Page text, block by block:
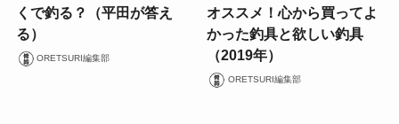
くで釣る？（平田が答え
る）
ORETSURI編集部
オススメ！心から買ってよ
かった釣具と欲しい釣具
（2019年）
ORETSURI編集部